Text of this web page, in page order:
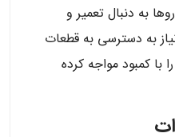
به دنبال تعمیر و
به دسترسی به قطعات
با کمبود مواجه کرده